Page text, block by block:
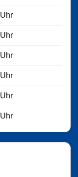
Uhr
Uhr
Uhr
Uhr
Uhr
Uhr